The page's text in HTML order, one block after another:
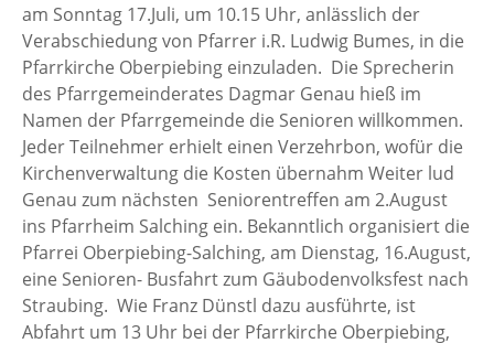
am Sonntag 17.Juli, um 10.15 Uhr, anlässlich der
Verabschiedung von Pfarrer i.R. Ludwig Bumes, in die
Pfarrkirche Oberpiebing einzuladen. Die Sprecherin
des Pfarrgemeinderates Dagmar Genau hieß im
Namen der Pfarrgemeinde die Senioren willkommen.
Jeder Teilnehmer erhielt einen Verzehrbon, wofür die
Kirchenverwaltung die Kosten übernahm Weiter lud
Genau zum nächsten Seniorentreffen am 2.August
ins Pfarrheim Salching ein. Bekanntlich organisiert die
Pfarrei Oberpiebing-Salching, am Dienstag, 16.August,
eine Senioren- Busfahrt zum Gäubodenvolksfest nach
Straubing. Wie Franz Dünstl dazu ausführte, ist
Abfahrt um 13 Uhr bei der Pfarrkirche Oberpiebing,